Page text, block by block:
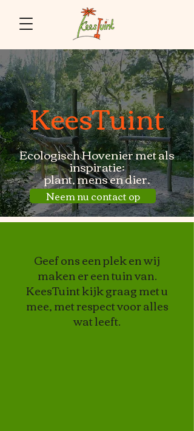
KeesTuint
Ecologisch Hovenier met als
inspiratie:
plant, mens en dier.
Neem nu contact op
Geef ons een plek en wij
maken er een tuin van.
KeesTuint kijk graag met u
mee, met respect voor alles
wat leeft.